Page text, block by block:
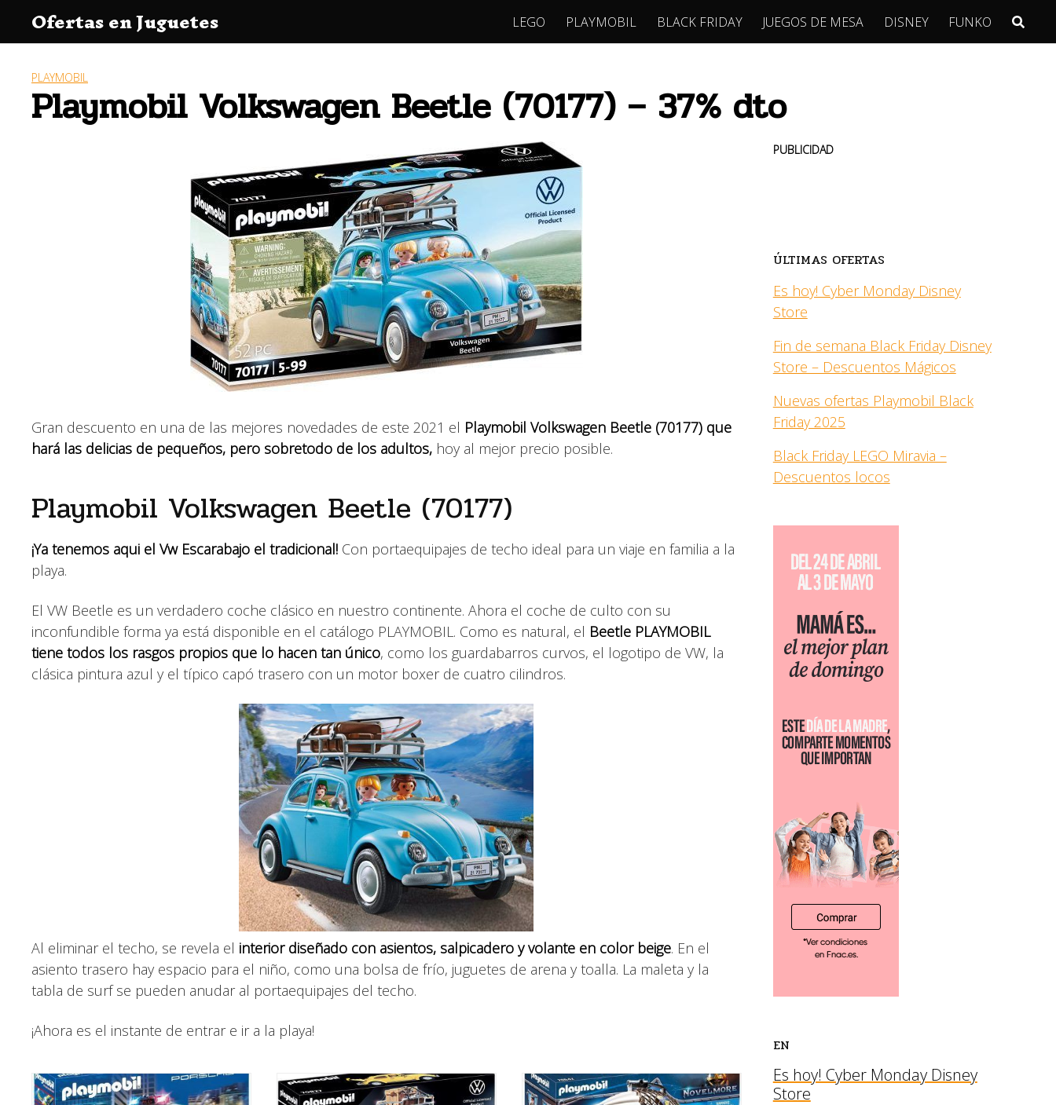
contenido
Ofertas en Juguetes LEGO PLAYMOBIL BLACK FRIDAY JUEGOS DE MESA DISNEY FUNKO
PLAYMOBIL
Playmobil Volkswagen Beetle (70177) – 37% dto
Gran descuento en una de las mejores novedades de este 2021 el Playmobil Volkswagen Beetle (70177) que
hará las delicias de pequeños, pero sobretodo de los adultos, hoy al mejor precio posible.
Playmobil Volkswagen Beetle (70177)
¡Ya tenemos aqui el Vw Escarabajo el tradicional! Con portaequipajes de techo ideal para un viaje en familia a la
playa.
El VW Beetle es un verdadero coche clásico en nuestro continente. Ahora el coche de culto con su
inconfundible forma ya está disponible en el catálogo PLAYMOBIL. Como es natural, el Beetle PLAYMOBIL
tiene todos los rasgos propios que lo hacen tan único, como los guardabarros curvos, el logotipo de VW, la
clásica pintura azul y el típico capó trasero con un motor boxer de cuatro cilindros.
Al eliminar el techo, se revela el interior diseñado con asientos, salpicadero y volante en color beige. En el
asiento trasero hay espacio para el niño, como una bolsa de frío, juguetes de arena y toalla. La maleta y la
tabla de surf se pueden anudar al portaequipajes del techo.
¡Ahora es el instante de entrar e ir a la playa!
PUBLICIDAD
ÚLTIMAS OFERTAS
Es hoy! Cyber Monday Disney
Store
Fin de semana Black Friday Disney
Store – Descuentos Mágicos
Nuevas ofertas Playmobil Black
Friday 2025
Black Friday LEGO Miravia –
Descuentos locos
EN
Es hoy! Cyber Monday Disney
Store